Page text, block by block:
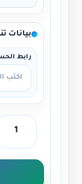
بيانات
رابط
لتنفيذ